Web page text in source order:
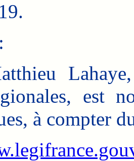
Lahaye,
est
à compter